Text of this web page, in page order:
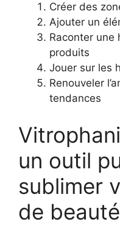
Créer des
Ajouter un
Raconter une
produits
Jouer sur les
Renouveler
tendances
un outil
sublimer
de beauté